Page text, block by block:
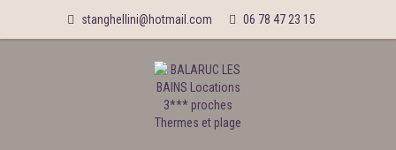
stanghellini@hotmail.com 06 78 47 23 15